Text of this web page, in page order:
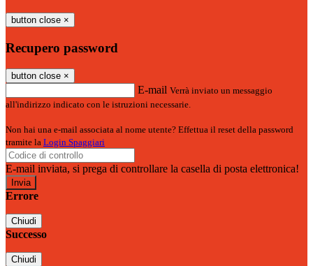
button close ×
Recupero password
button close ×
E-mail Verrà inviato un messaggio
all'indirizzo indicato con le istruzioni necessarie.
Non hai una e-mail associata al nome utente? Effettua il reset della password
tramite la Login Spaggiari
E-mail inviata, si prega di controllare la casella di posta elettronica!
Errore
Chiudi
Successo
Chiudi